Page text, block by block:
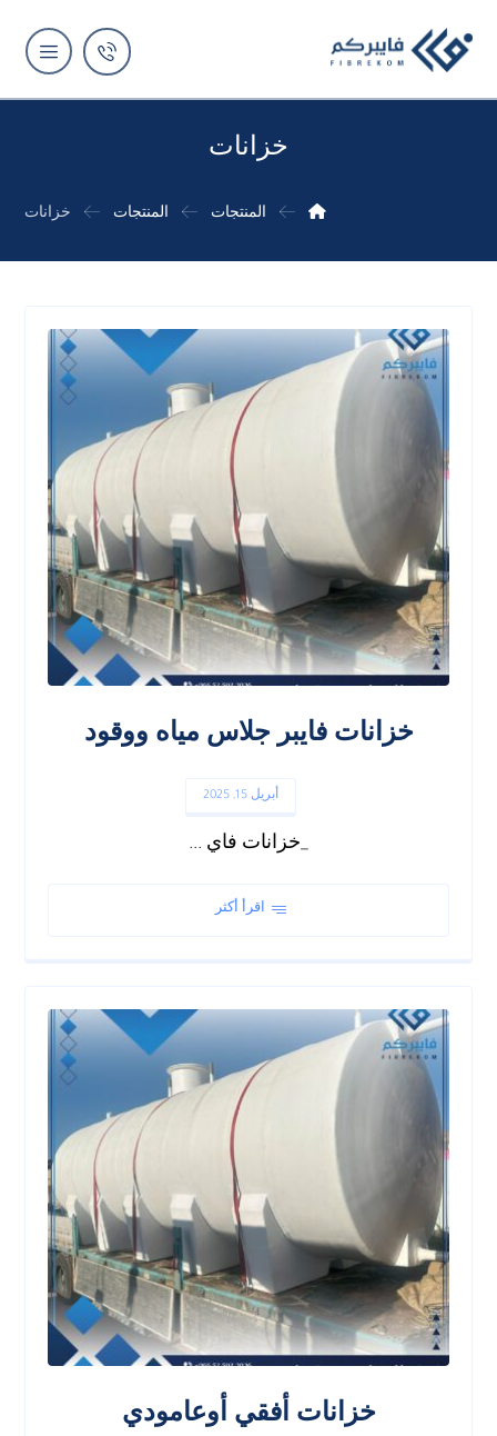
خزانات
المنتجات المنتجات خزانات
خزانات فايبر جلاس مياه ووقود
أبريل 15, 2025
_خزانات فاي ...
اقرأ أكثر
خزانات أفقي أوعامودي